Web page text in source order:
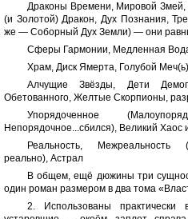
Драконы Времени, Мировой
(и Золотой) Дракон, Дух Познания,
же — Соборный Дух Земли) — они
Сферы Гармонии, Медленная
Храм, Диск Ямерта, Голубой
Алчущие Звёзды, Дети
Обетованного, Желтые Скорпионы,
Упорядоченное
Непорядочное...сбился), Великий Хаос
Реальность, Межреальность
реально), Астрал
В общем, ещё дюжины три
один роман размером в два тома
2. Использованы практически